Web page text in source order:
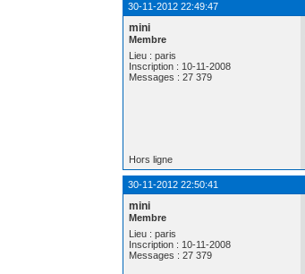
30-11-2012 22:49:47
mini
Membre
Lieu : paris
Inscription : 10-11-2008
Messages : 27 379
Hors ligne
30-11-2012 22:50:41
mini
Membre
Lieu : paris
Inscription : 10-11-2008
Messages : 27 379